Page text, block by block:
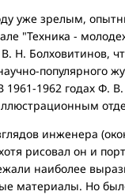
уже зрелым,
"Техника -
Н. Болховитинов,
популярного
1962 годах Ф.
инженера
рисовал он и
наиболее
материалы. Но